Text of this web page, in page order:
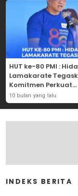
HUT ke-80 PMI :
Lamakarate
Komitmen Perkuat
Solidaritas
10 bulan yang lalu
INDEKS BERITA